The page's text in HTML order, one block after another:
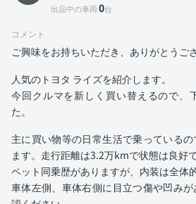
出品中の車両0台
コメント
ご興味をお持ちいただき、ありがとうご
人気のトヨタ ライズを紹介します。
今回クルマを新しく買い替えるので、
た。
主に買い物等の日常生活で乗っている
ます。走行距離は3.2万kmで状態は良好で
ペット同乗歴がありますが、内装は全体
車体左側、車体右側に目立つ傷や凹み